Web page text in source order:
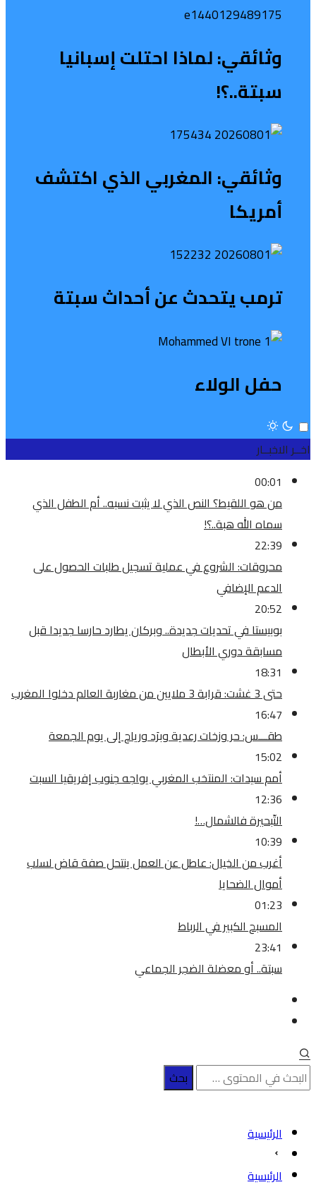
وثائقي: لماذا احتلت إسبانيا
سبتة..؟!
وثائقي: المغربي الذي اكتشف
أمريكا
ترمب يتحدث عن أحداث سبتة
حفل الولاء
اخــر الاخبــار
00:01
من هو اللقيط؟ النص الذي لا يثبت نسبه.. أم الطفل الذي
سماه الله هبة..؟!
22:39
محروقات: الشروع في عملية تسجيل طلبات الحصول على
الدعم الإضافي
20:52
بوبيستا في تحديات جديدة.. وبركان يطارد حارسا جديدا قبل
مسابقة دوري الأبطال
18:31
حتى 3 غشت: قرابة 3 ملايين من مغاربة العالم دخلوا المغرب
16:47
طقـــس: حر وزخات رعدية وبرَد ورياح إلى يوم الجمعة
15:02
أمم سيدات: المنتخب المغربي يواجه جنوب إفريقيا السبت
12:36
التّبحيرة فالشمال…!
10:39
أغرب من الخيال: عاطل عن العمل ينتحل صفة قاض لسلب
أموال الضحايا
01:23
المسبح الكبير في الرباط
23:41
سبتة.. أو معضلة الضجر الجماعي
الرئيسية
الرئيسية